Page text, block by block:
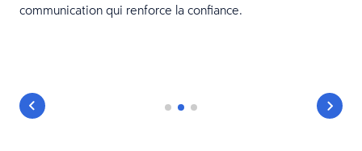
communication qui renforce la confiance.